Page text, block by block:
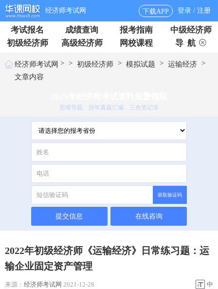
经济师考试网 下载APP 登录 / 注册
考试报名 成绩查询 报考指南
中级经济师
初级经济师
高级经济师 网校课程 导 航
经济师考试网 > > 初级经济师 > 模拟试题 > 运输经济 >
文章内容
思维导题、历年真题汇编、三色笔记等
获取验证码
提交信息 在线咨询
2022年初级经济师《运输经济》日常练习题：运
输企业固定资产管理
来源： 经济师考试网 2021-12-28 中